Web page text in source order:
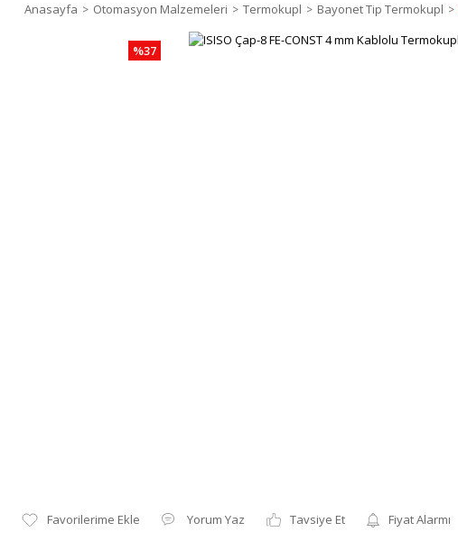
Anasayfa Otomasyon Malzemeleri Termokupl Bayonet Tip Termokupl
%37
Yorum Yaz Tavsiye Et Fiyat Alarmı